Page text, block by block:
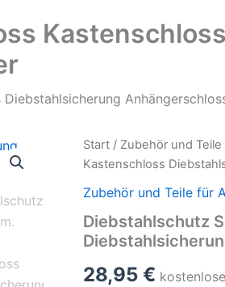
Start / Zubehör und
Kastenschloss
Zubehör und Teile für
Diebstahlschutz
28,95 €